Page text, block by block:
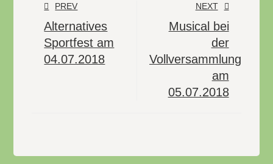
PREV
Alternatives
Sportfest am
04.07.2018
NEXT
Musical bei
der
Vollversammlung
am
05.07.2018